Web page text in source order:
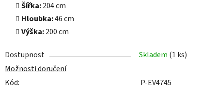
Šířka:204 cm
Hloubka:46 cm
Výška:200 cm
Dostupnost Skladem (1 ks)
Možnosti doručení
Kód:
P-EV4745